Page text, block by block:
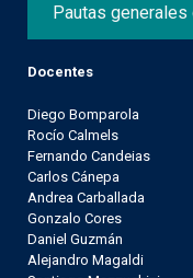
Pautas
Docentes
Diego Bomparola
Rocío Calmels
Fernando Candeias
Carlos Cánepa
Andrea Carballada
Gonzalo Cores
Daniel Guzmán
Alejandro Magaldi